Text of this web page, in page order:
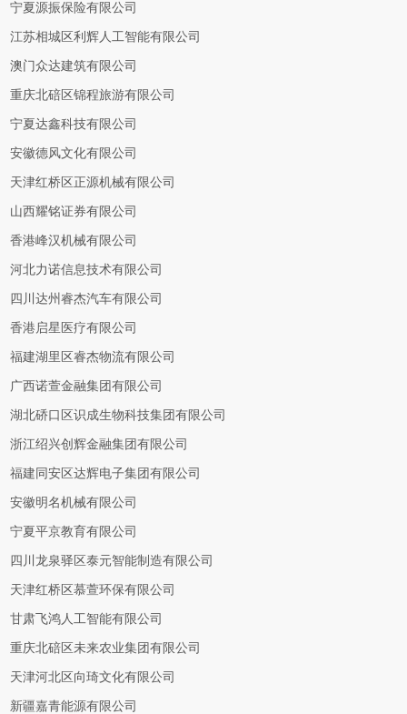
宁夏源振保险有限公司
江苏相城区利辉人工智能有限公司
澳门众达建筑有限公司
重庆北碚区锦程旅游有限公司
宁夏达鑫科技有限公司
安徽德风文化有限公司
天津红桥区正源机械有限公司
山西耀铭证券有限公司
香港峰汉机械有限公司
河北力诺信息技术有限公司
四川达州睿杰汽车有限公司
香港启星医疗有限公司
福建湖里区睿杰物流有限公司
广西诺萱金融集团有限公司
湖北硚口区识成生物科技集团有限公司
浙江绍兴创辉金融集团有限公司
福建同安区达辉电子集团有限公司
安徽明名机械有限公司
宁夏平京教育有限公司
四川龙泉驿区泰元智能制造有限公司
天津红桥区慕萱环保有限公司
甘肃飞鸿人工智能有限公司
重庆北碚区未来农业集团有限公司
天津河北区向琦文化有限公司
新疆嘉青能源有限公司